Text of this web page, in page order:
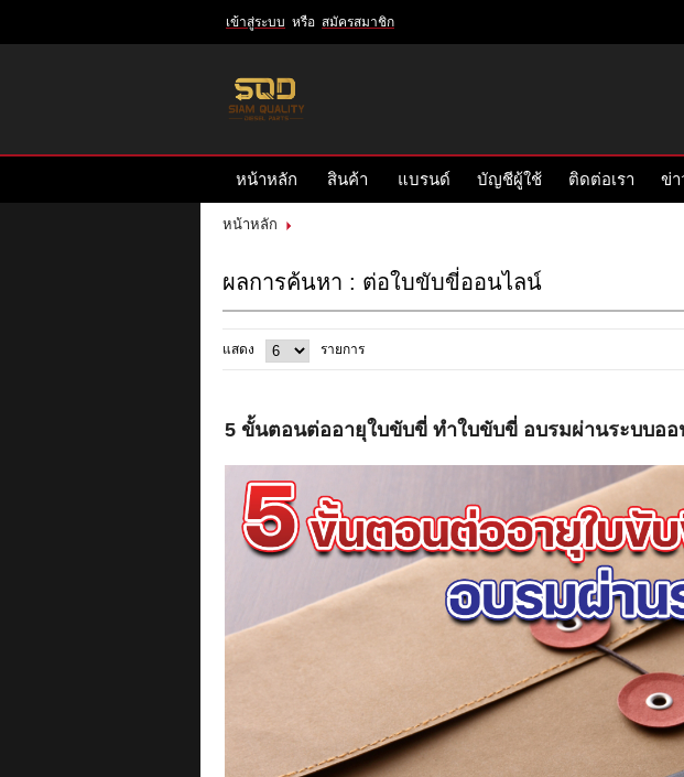
สมัคร
RETURN AND REFUND POLICY
เข้าสู่ระบบ หรือ สมัครสมาชิก
หน้าหลัก สินค้า แบรนด์ บัญชีผู้ใช้ ติดต่อเรา ข่า
หน้าหลัก
ผลการค้นหา : ต่อใบขับขี่ออนไลน์
แสดง รายการ
5 ขั้นตอนต่ออายุใบขับขี่ ทำใบขับขี่ อบรมผ่านระบบออ